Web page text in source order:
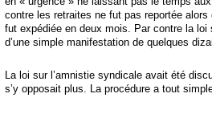
contre les retraites ne fut pas reportée
fut expédiée en deux mois. Par contre la loi
d’une simple manifestation de quelques
La loi sur l’amnistie syndicale avait été
s’y opposait plus. La procédure a tout